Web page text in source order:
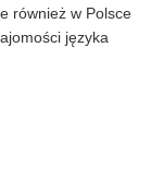
również w Polsce
języka